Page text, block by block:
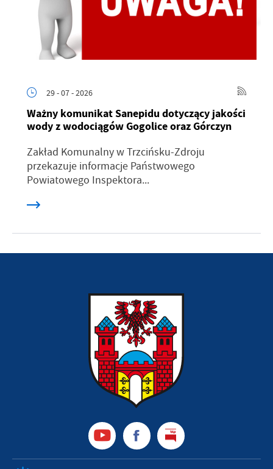
29 - 07 - 2026
Ważny komunikat Sanepidu dotyczący jakości
wody z wodociągów Gogolice oraz Górczyn
Zakład Komunalny w Trzcińsku-Zdroju
przekazuje informacje Państwowego
Powiatowego Inspektora...